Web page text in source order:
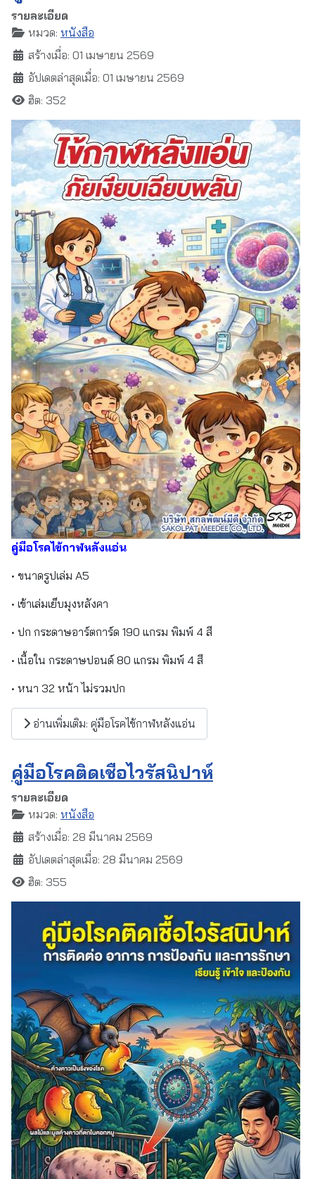
รายละเอียด
หมวด: หนังสือ
สร้างเมื่อ: 01 เมษายน 2569
อัปเดตล่าสุดเมื่อ: 01 เมษายน 2569
ฮิต: 352
คู่มือโรคไข้กาฬหลังแอ่น
• ขนาดรูปเล่ม A5
• เข้าเล่มเย็บมุงหลังคา
• ปก กระดาษอาร์ตการ์ด 190 แกรม พิมพ์ 4 สี
• เนื้อใน กระดาษปอนด์ 80 แกรม พิมพ์ 4 สี
• หนา 32 หน้า ไม่รวมปก
อ่านเพิ่มเติม: คู่มือโรคไข้กาฬหลังแอ่น
คู่มือโรคติดเชื้อไวรัสนิปาห์
รายละเอียด
หมวด: หนังสือ
สร้างเมื่อ: 28 มีนาคม 2569
อัปเดตล่าสุดเมื่อ: 28 มีนาคม 2569
ฮิต: 355